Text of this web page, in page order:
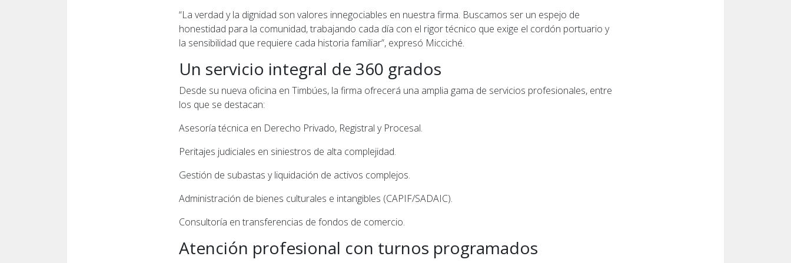
“La verdad y la dignidad son valores innegociables en nuestra firma. Buscamos ser un espejo de
honestidad para la comunidad, trabajando cada día con el rigor técnico que exige el cordón portuario y
la sensibilidad que requiere cada historia familiar”, expresó Micciché.
Un servicio integral de 360 grados
Desde su nueva oficina en Timbúes, la firma ofrecerá una amplia gama de servicios profesionales, entre
los que se destacan:
Asesoría técnica en Derecho Privado, Registral y Procesal.
Peritajes judiciales en siniestros de alta complejidad.
Gestión de subastas y liquidación de activos complejos.
Administración de bienes culturales e intangibles (CAPIF/SADAIC).
Consultoría en transferencias de fondos de comercio.
Atención profesional con turnos programados